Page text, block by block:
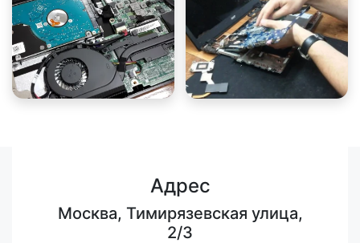
Адрес
Москва, Тимирязевская улица,
2/3